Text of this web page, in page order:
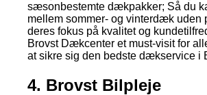
sæsonbestemte dækpakker; Så du
mellem sommer- og vinterdæk uden
deres fokus på kvalitet og
Brovst Dækcenter et must-visit for
at sikre sig den bedste dækservice i
4. Brovst Bilpleje